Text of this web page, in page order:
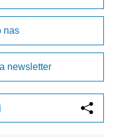
nas
newsletter